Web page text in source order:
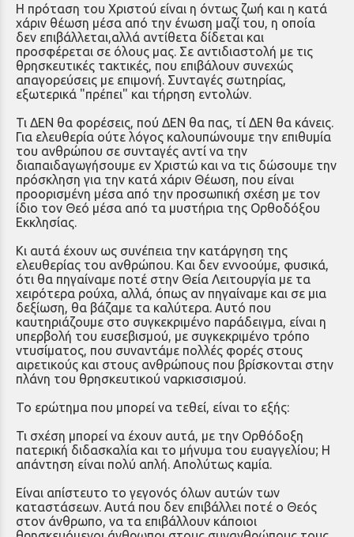
Η πρόταση του Χριστού είναι η όντως ζωή και η κατά
χάριν θέωση μέσα από την ένωση μαζί του, η οποία
δεν επιβάλλεται,αλλά αντίθετα δίδεται και
προσφέρεται σε όλους μας. Σε αντιδιαστολή με τις
θρησκευτικές τακτικές, που επιβάλουν συνεχώς
απαγορεύσεις με επιμονή. Συνταγές σωτηρίας,
εξωτερικά "πρέπει" και τήρηση εντολών.
Τι ΔΕΝ θα φορέσεις, πού ΔΕΝ θα πας, τί ΔΕΝ θα κάνεις.
Για ελευθερία ούτε λόγος καλουπώνουμε την επιθυμία
του ανθρώπου σε συνταγές αντί να την
διαπαιδαγωγήσουμε εν Χριστώ και να τις δώσουμε την
πρόσκληση για την κατά χάριν Θέωση, που είναι
προορισμένη μέσα από την προσωπική σχέση με τον
ίδιο τον Θεό μέσα από τα μυστήρια της Ορθοδόξου
Εκκλησίας.
Κι αυτά έχουν ως συνέπεια την κατάργηση της
ελευθερίας του ανθρώπου. Και δεν εννοούμε, φυσικά,
ότι θα πηγαίναμε ποτέ στην Θεία Λειτουργία με τα
χειρότερα ρούχα, αλλά, όπως αν πηγαίναμε και σε μια
δεξίωση, θα βάζαμε τα καλύτερα. Αυτό που
καυτηριάζουμε στο συγκεκριμένο παράδειγμα, είναι η
υπερβολή του ευσεβισμού, με συγκεκριμένο τρόπο
ντυσίματος, που συναντάμε πολλές φορές στους
αιρετικούς και στους ανθρώπους που βρίσκονται στην
πλάνη του θρησκευτικού ναρκισσισμού.
Το ερώτημα που μπορεί να τεθεί, είναι το εξής:
Τι σχέση μπορεί να έχουν αυτά, με την Ορθόδοξη
πατερική διδασκαλία και το μήνυμα του ευαγγελίου; Η
απάντηση είναι πολύ απλή. Απολύτως καμία.
Είναι απίστευτο το γεγονός όλων αυτών των
καταστάσεων. Αυτά που δεν επιβάλλει ποτέ ο Θεός
στον άνθρωπο, να τα επιβάλλουν κάποιοι